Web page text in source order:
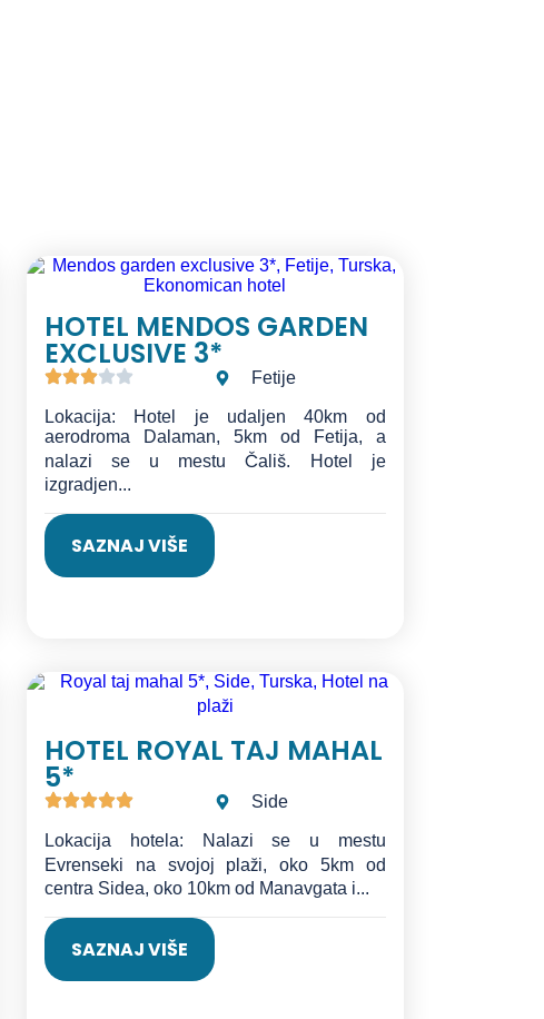
HOTEL MENDOS GARDEN
EXCLUSIVE 3*
Fetije
Lokacija: Hotel je udaljen 40km od
aerodroma Dalaman, 5km od Fetija, a
nalazi se u mestu Čališ. Hotel je
izgradjen...
SAZNAJ VIŠE
HOTEL ROYAL TAJ MAHAL
5*
Side
Lokacija hotela: Nalazi se u mestu
Evrenseki na svojoj plaži, oko 5km od
centra Sidea, oko 10km od Manavgata i...
SAZNAJ VIŠE